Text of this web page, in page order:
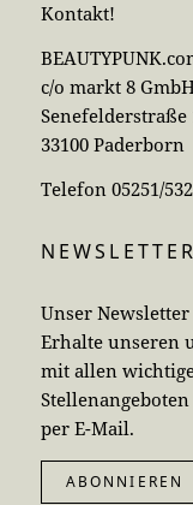
Kontakt!
c/o markt 8
Senefelderstraße
33100 Paderborn
Telefon 05251/
NEWSLETTER
Unser
Erhalte unseren
mit allen
per E-Mail.
ABONNIEREN